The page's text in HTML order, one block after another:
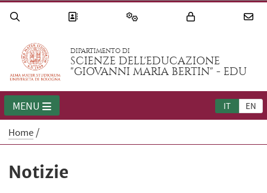
DIPARTIMENTO DI
SCIENZE DELL'EDUCAZIONE
"GIOVANNI MARIA BERTIN" - EDU
IT EN
MENU
Home
Notizie